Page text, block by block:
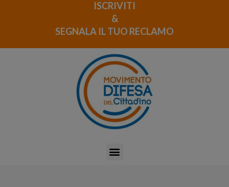
ISCRIVITI
&
SEGNALA IL TUO RECLAMO